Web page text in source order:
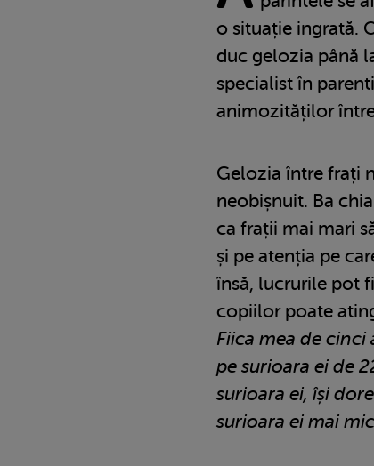
o situație ingrată.
duc gelozia până
specialist în
animozităților
Gelozia între frați
neobișnuit. Ba
ca frații mai mari
și pe atenția pe
însă, lucrurile pot
copiilor poate
Fiica mea de cinci
pe surioara ei de
surioara ei, își
surioara ei mai